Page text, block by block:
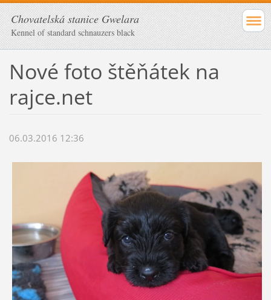
Chovatelská stanice Gwelara
Kennel of standard schnauzers black
Nové foto štěňátek na
rajce.net
06.03.2016 12:36